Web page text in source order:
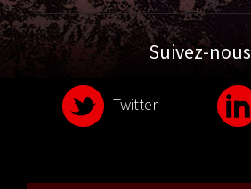
Suivez-nous
Twitter